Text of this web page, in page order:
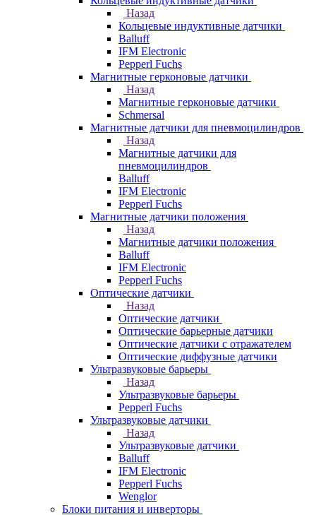
Назад
Кольцевые индуктивные датчики
Balluff
IFM Electronic
Pepperl Fuchs
Магнитные герконовые датчики
Назад
Магнитные герконовые датчики
Schmersal
Магнитные датчики для пневмоцилиндров
Назад
Магнитные датчики для
пневмоцилиндров
Balluff
IFM Electronic
Pepperl Fuchs
Магнитные датчики положения
Назад
Магнитные датчики положения
Balluff
IFM Electronic
Pepperl Fuchs
Оптические датчики
Назад
Оптические датчики
Оптические барьерные датчики
Оптические датчики с отражателем
Оптические диффузные датчики
Ультразвуковые барьеры
Назад
Ультразвуковые барьеры
Pepperl Fuchs
Ультразвуковые датчики
Назад
Ультразвуковые датчики
Balluff
IFM Electronic
Pepperl Fuchs
Wenglor
Блоки питания и инверторы